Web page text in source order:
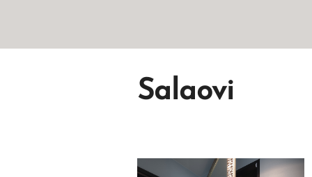
Salaovi